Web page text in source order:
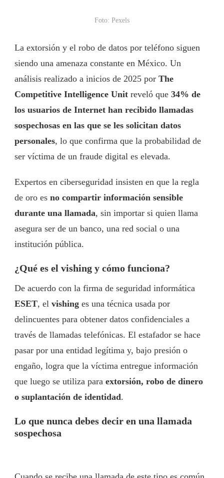
Foto: Pexels
La extorsión y el robo de datos por teléfono siguen
siendo una amenaza constante en México. Un
análisis realizado a inicios de 2025 por The
Competitive Intelligence Unit reveló que 34% de
los usuarios de Internet han recibido llamadas
sospechosas en las que se les solicitan datos
personales, lo que confirma que la probabilidad de
ser víctima de un fraude digital es elevada.
Expertos en ciberseguridad insisten en que la regla
de oro es no compartir información sensible
durante una llamada, sin importar si quien llama
asegura ser de un banco, una red social o una
institución pública.
¿Qué es el vishing y cómo funciona?
De acuerdo con la firma de seguridad informática
ESET, el vishing es una técnica usada por
delincuentes para obtener datos confidenciales a
través de llamadas telefónicas. El estafador se hace
pasar por una entidad legítima y, bajo presión o
engaño, logra que la víctima entregue información
que luego se utiliza para extorsión, robo de dinero
o suplantación de identidad.
Lo que nunca debes decir en una llamada
sospechosa